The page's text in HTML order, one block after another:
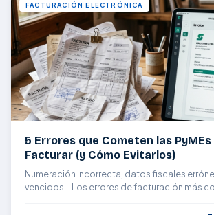
FACTURACIÓN ELECTRÓNICA
5 Errores que Cometen las
Facturar (y Cómo Evitarlos)
Numeración incorrecta, datos fiscales
vencidos... Los errores de facturación más